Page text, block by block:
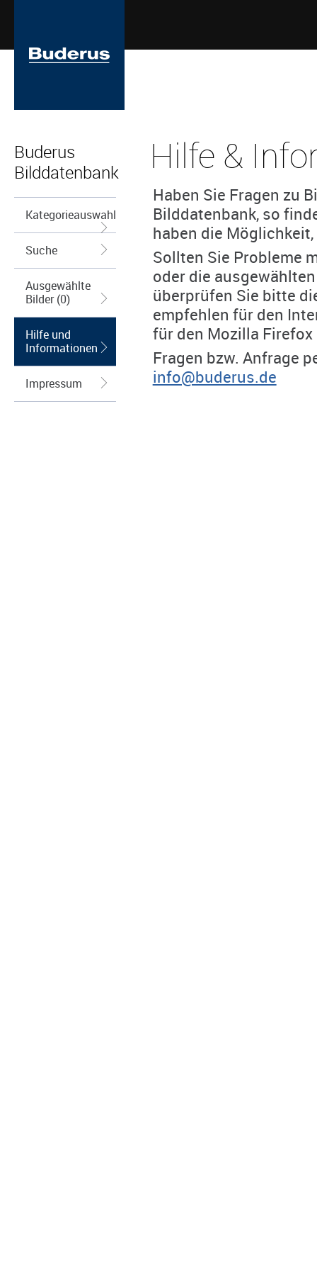
Buderus
Bilddatenbank
Kategorieauswahl
Suche
Ausgewählte
Bilder (0)
Hilfe und
Informationen
Impressum
Hilfe &
Haben Sie Fragen zu
Bilddatenbank, so
haben die
Sollten Sie Probleme
oder die
überprüfen Sie bitte
empfehlen für den
für den Mozilla Firefox
Fragen bzw. Anfrage
info@buderus.de